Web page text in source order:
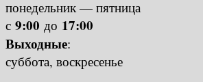
понедельник — пятница
с 9:00 до 17:00
Выходные:
суббота, воскресенье